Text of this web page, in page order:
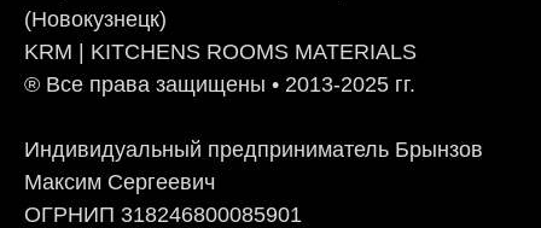
(Новокузнецк)
KRM | KITCHENS ROOMS MATERIALS
® Все права защищены • 2013-2025 гг.
Индивидуальный предприниматель Брынзов
Максим Сергеевич
ОГРНИП 318246800085901